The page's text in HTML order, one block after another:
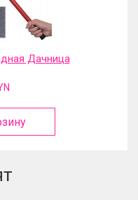
Дачница